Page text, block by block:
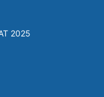
2025